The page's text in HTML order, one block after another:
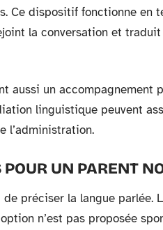
Ce dispositif fonctionne en
la conversation et traduit
aussi un accompagnement
linguistique peuvent
l’administration.
UN PARENT
préciser la langue parlée.
n’est pas proposée